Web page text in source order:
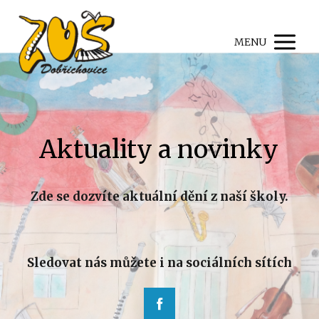
MENU
Aktuality a novinky
Zde se dozvíte aktuální dění z naší školy.
Sledovat nás můžete i na sociálních sítích